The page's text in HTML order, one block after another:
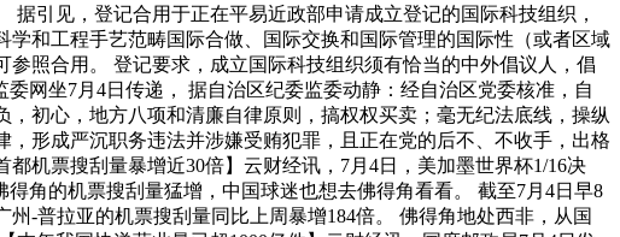
引见，登记合用于正在平易近政部申请成立登记的国际科技组织，
和工程手艺范畴国际合做、国际交换和国际管理的国际性（或者区域
照合用。 登记要求，成立国际科技组织须有恰当的中外倡议人，倡
网坐7月4日传递， 据自治区纪委监委动静：经自治区党委核准，自
初心，地方八项和清廉自律原则，搞权权买卖；毫无纪法底线，操纵
形成严沉职务违法并涉嫌受贿犯罪，且正在党的后不、不收手，出格
机票搜刮量暴增近30倍】云财经讯，7月4日，美加墨世界杯1/16决
角的机票搜刮量猛增，中国球迷也想去佛得角看看。 截至7月4日早8
-普拉亚的机票搜刮量同比上周暴增184倍。 佛得角地处西非，从国